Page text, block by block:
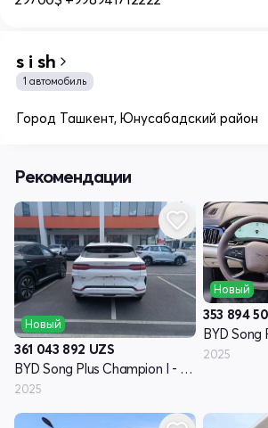
s i sh
1 автомобиль
Город Ташкент, Юнусабадский район
Рекомендации
Новый
361 043 892 UZS
BYD Song Plus Champion I - поколение
2025
Новый
353 894
2025